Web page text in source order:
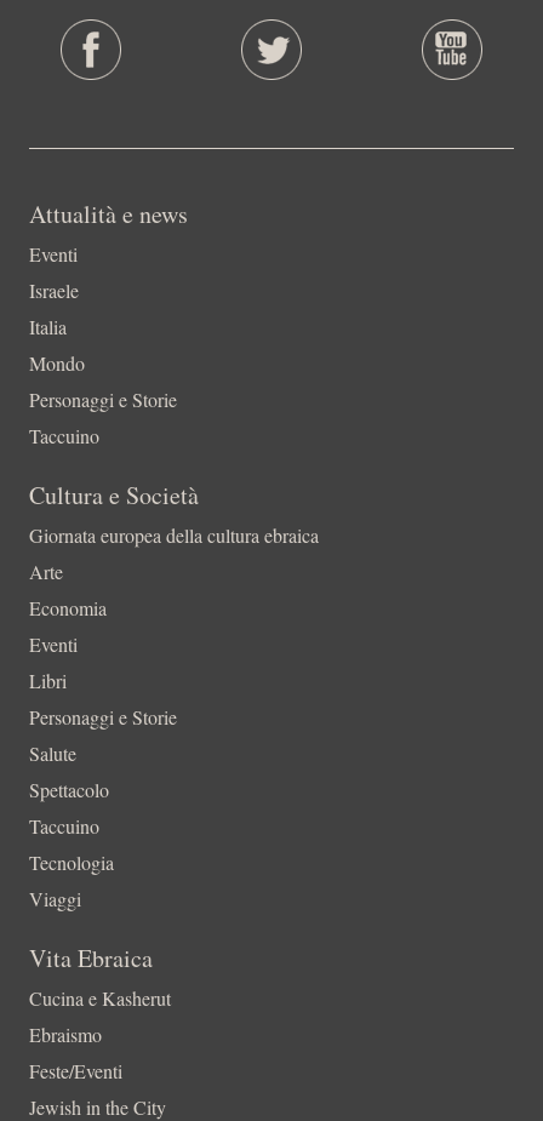
Attualità e news
Eventi
Israele
Italia
Mondo
Personaggi e Storie
Taccuino
Cultura e Società
Giornata europea della cultura ebraica
Arte
Economia
Eventi
Libri
Personaggi e Storie
Salute
Spettacolo
Taccuino
Tecnologia
Viaggi
Vita Ebraica
Cucina e Kasherut
Ebraismo
Feste/Eventi
Jewish in the City